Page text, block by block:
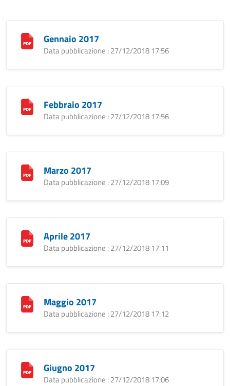
Gennaio 2017
Data pubblicazione : 27/12/2018 17:56
Febbraio 2017
Data pubblicazione : 27/12/2018 17:56
Marzo 2017
Data pubblicazione : 27/12/2018 17:09
Aprile 2017
Data pubblicazione : 27/12/2018 17:11
Maggio 2017
Data pubblicazione : 27/12/2018 17:12
Giugno 2017
Data pubblicazione : 27/12/2018 17:06